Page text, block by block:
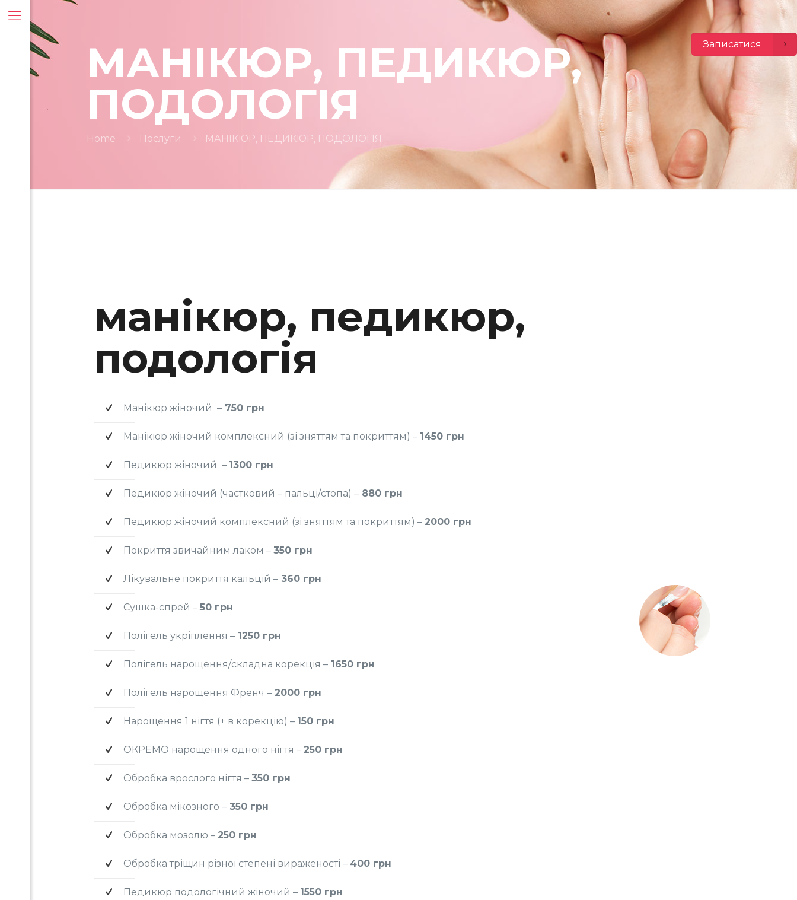
МАНІКЮР, ПЕДИКЮР,
ПОДОЛОГІЯ
Home Послуги МАНІКЮР, ПЕДИКЮР, ПОДОЛОГІЯ
манікюр, педикюр,
подологія
Манікюр жіночий – 750 грн
Манікюр жіночий комплексний (зі зняттям та покриттям) – 1450 грн
Педикюр жіночий – 1300 грн
Педикюр жіночий (частковий – пальці/стопа) – 880 грн
Педикюр жіночий комплексний (зі зняттям та покриттям) – 2000 грн
Покриття звичайним лаком – 350 грн
Лікувальне покриття кальцій – 360 грн
Сушка-спрей – 50 грн
Полігель укріплення – 1250 грн
Полігель нарощення/складна корекція – 1650 грн
Полігель нарощення Френч – 2000 грн
Нарощення 1 нігтя (+ в корекцію) – 150 грн
ОКРЕМО нарощення одного нігтя – 250 грн
Обробка врослого нігтя – 350 грн
Обробка мікозного – 350 грн
Обробка мозолю – 250 грн
Обробка тріщин різної степені вираженості – 400 грн
Педикюр подологічний жіночий – 1550 грн
МАНІКЮР, ПЕДИКЮР, ПОДОЛОГІЯ
Записатися